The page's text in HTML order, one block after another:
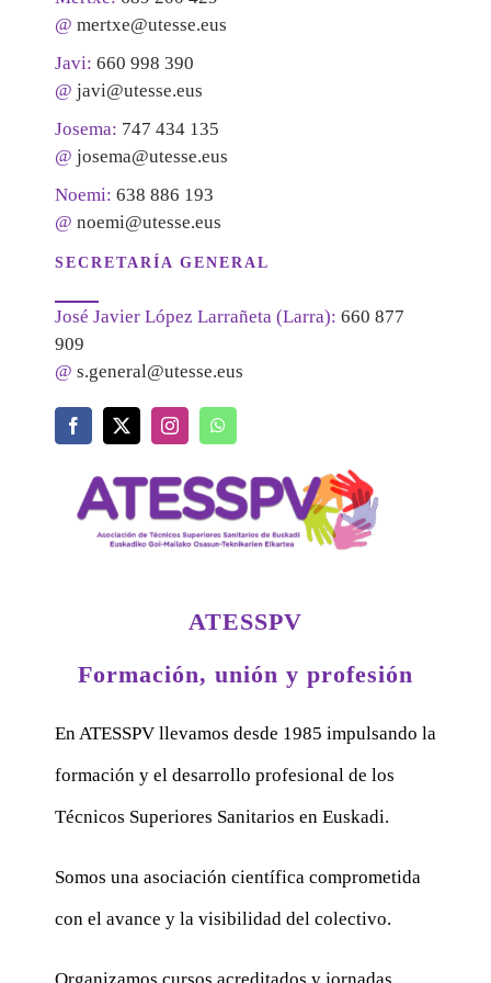
@ mertxe@utesse.eus
Javi: 660 998 390
@ javi@utesse.eus
Josema: 747 434 135
@ josema@utesse.eus
Noemi: 638 886 193
@ noemi@utesse.eus
SECRETARÍA GENERAL
José Javier López Larrañeta (Larra): 660 877
909
@ s.general@utesse.eus
ATESSPV
Formación, unión y profesión
En ATESSPV llevamos desde 1985 impulsando la
formación y el desarrollo profesional de los
Técnicos Superiores Sanitarios en Euskadi.
Somos una asociación científica comprometida
con el avance y la visibilidad del colectivo.